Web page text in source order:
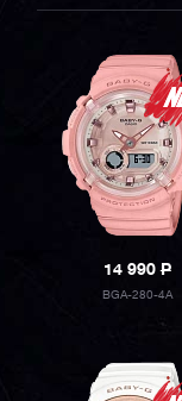
14 990P
BGA-280-4A